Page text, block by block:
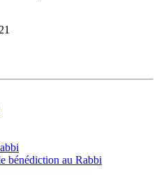
bénédiction au Rabbi